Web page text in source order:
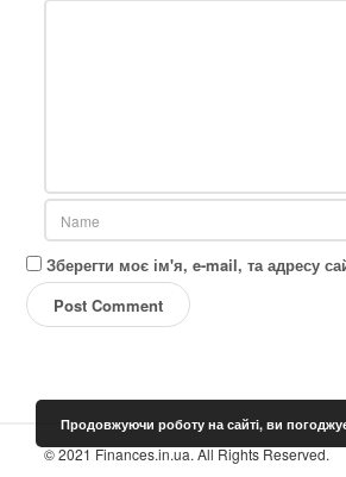
Зберегти моє ім'я, e-mail, та адресу
© 2021 Finances.in.ua. All Rights Reserved.
Продовжуючи роботу на сайті, ви